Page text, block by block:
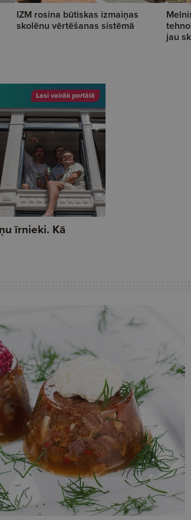
IZM rosina būtiskas izmaiņas
skolēnu vērtēšanas sistēmā
jau